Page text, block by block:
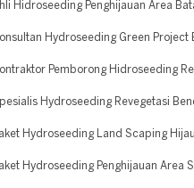
Hidroseeding Penghijauan Area
Hydroseeding Green Project
Pemborong Hidroseeding
Hydroseeding Revegetasi
Hydroseeding Land Scaping
Hydroseeding Penghijauan Area